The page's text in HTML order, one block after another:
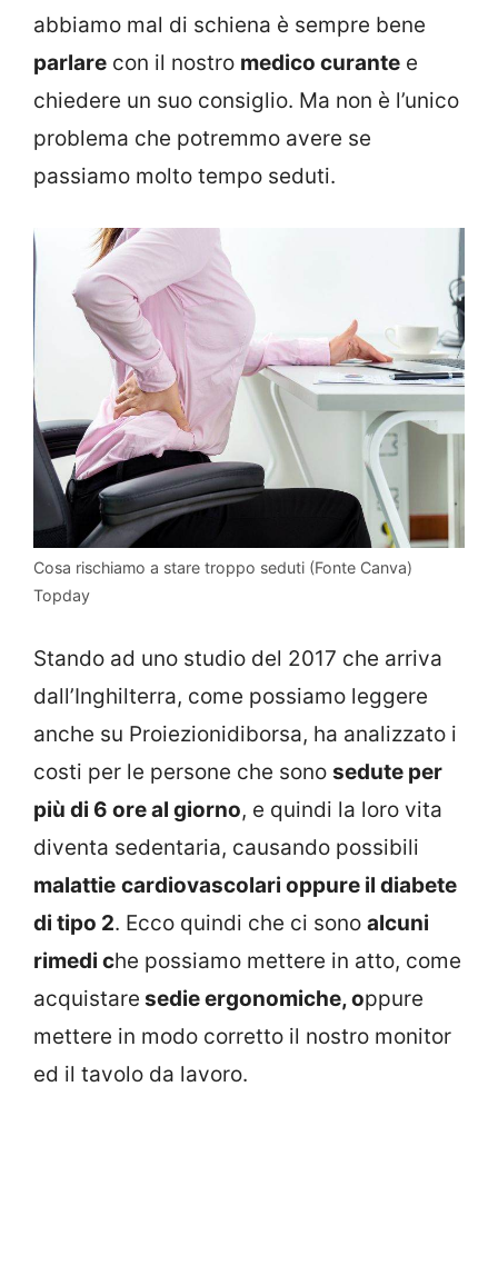
abbiamo mal di schiena è sempre bene
parlare con il nostro medico curante e
chiedere un suo consiglio. Ma non è l’unico
problema che potremmo avere se
passiamo molto tempo seduti.
Cosa rischiamo a stare troppo seduti (Fonte Canva)
Topday
Stando ad uno studio del 2017 che arriva
dall’Inghilterra, come possiamo leggere
anche su Proiezionidiborsa, ha analizzato i
costi per le persone che sono sedute per
più di 6 ore al giorno, e quindi la loro vita
diventa sedentaria, causando possibili
malattie cardiovascolari oppure il diabete
di tipo 2. Ecco quindi che ci sono alcuni
rimedi che possiamo mettere in atto, come
acquistare sedie ergonomiche, oppure
mettere in modo corretto il nostro monitor
ed il tavolo da lavoro.